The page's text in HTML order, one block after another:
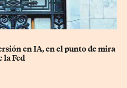
en IA, en el punto de mira
la Fed